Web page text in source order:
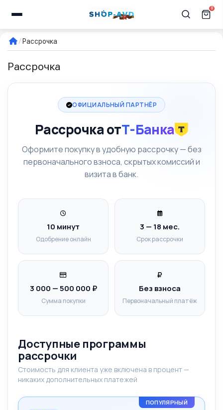
0
Рассрочка
Рассрочка
ОФИЦИАЛЬНЫЙ ПАРТНЁР
Рассрочка отТ-Банка
Оформите покупку в удобную рассрочку — без
первоначального взноса, скрытых комиссий и
визита в банк.
10 минут
Одобрение онлайн
3 — 18 мес.
Срок рассрочки
3 000 — 500 000 ₽
Сумма покупки
Без взноса
Первоначальный платёж
Доступные программы
рассрочки
Стоимость для клиента уже включена в процент —
никаких дополнительных платежей
ПОПУЛЯРНЫЙ